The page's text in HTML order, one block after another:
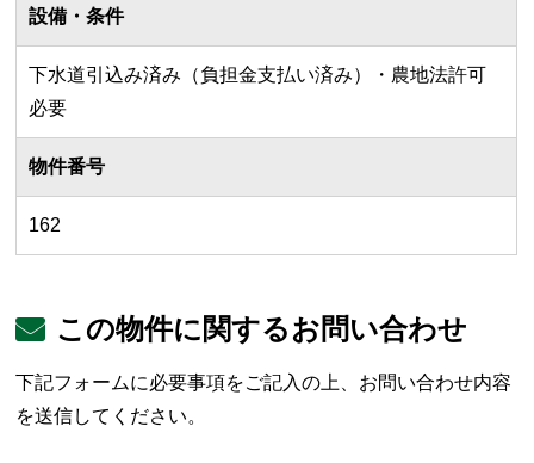
設備・条件
下水道引込み済み（負担金支払い済み）・農地法許可
必要
物件番号
162
この物件に関するお問い合わせ
下記フォームに必要事項をご記入の上、お問い合わせ内容
を送信してください。